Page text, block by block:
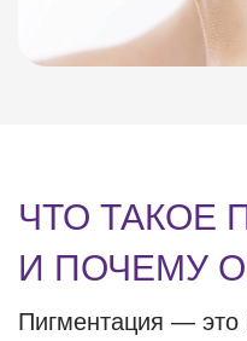
ЧТО ТАКОЕ
И ПОЧЕМУ
Пигментация — это